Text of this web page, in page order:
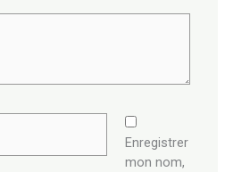
Enregistrer
mon nom,